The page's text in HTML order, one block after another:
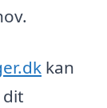
kan
dit